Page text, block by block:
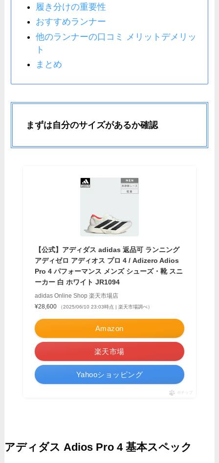
履き分けの重要性
おすすめランナー
他のランナーの口コミ メリットデメリッ
ト
まとめ
まずは自分のサイズがあるか確認
【公式】アディダス adidas 返品可 ランニング
アディゼロ アディオス プロ 4 / Adizero Adios
Pro 4 パフォーマンス メンズ シューズ・靴 スニ
ーカー 白 ホワイト JR1094
adidas Online Shop 楽天市場店
¥28,600
（2025/06/10 23:03時点 | 楽天市場調べ）
Amazon
楽天市場
Yahooショッピング
ポチップ
アディダス Adios Pro 4 基本スペック